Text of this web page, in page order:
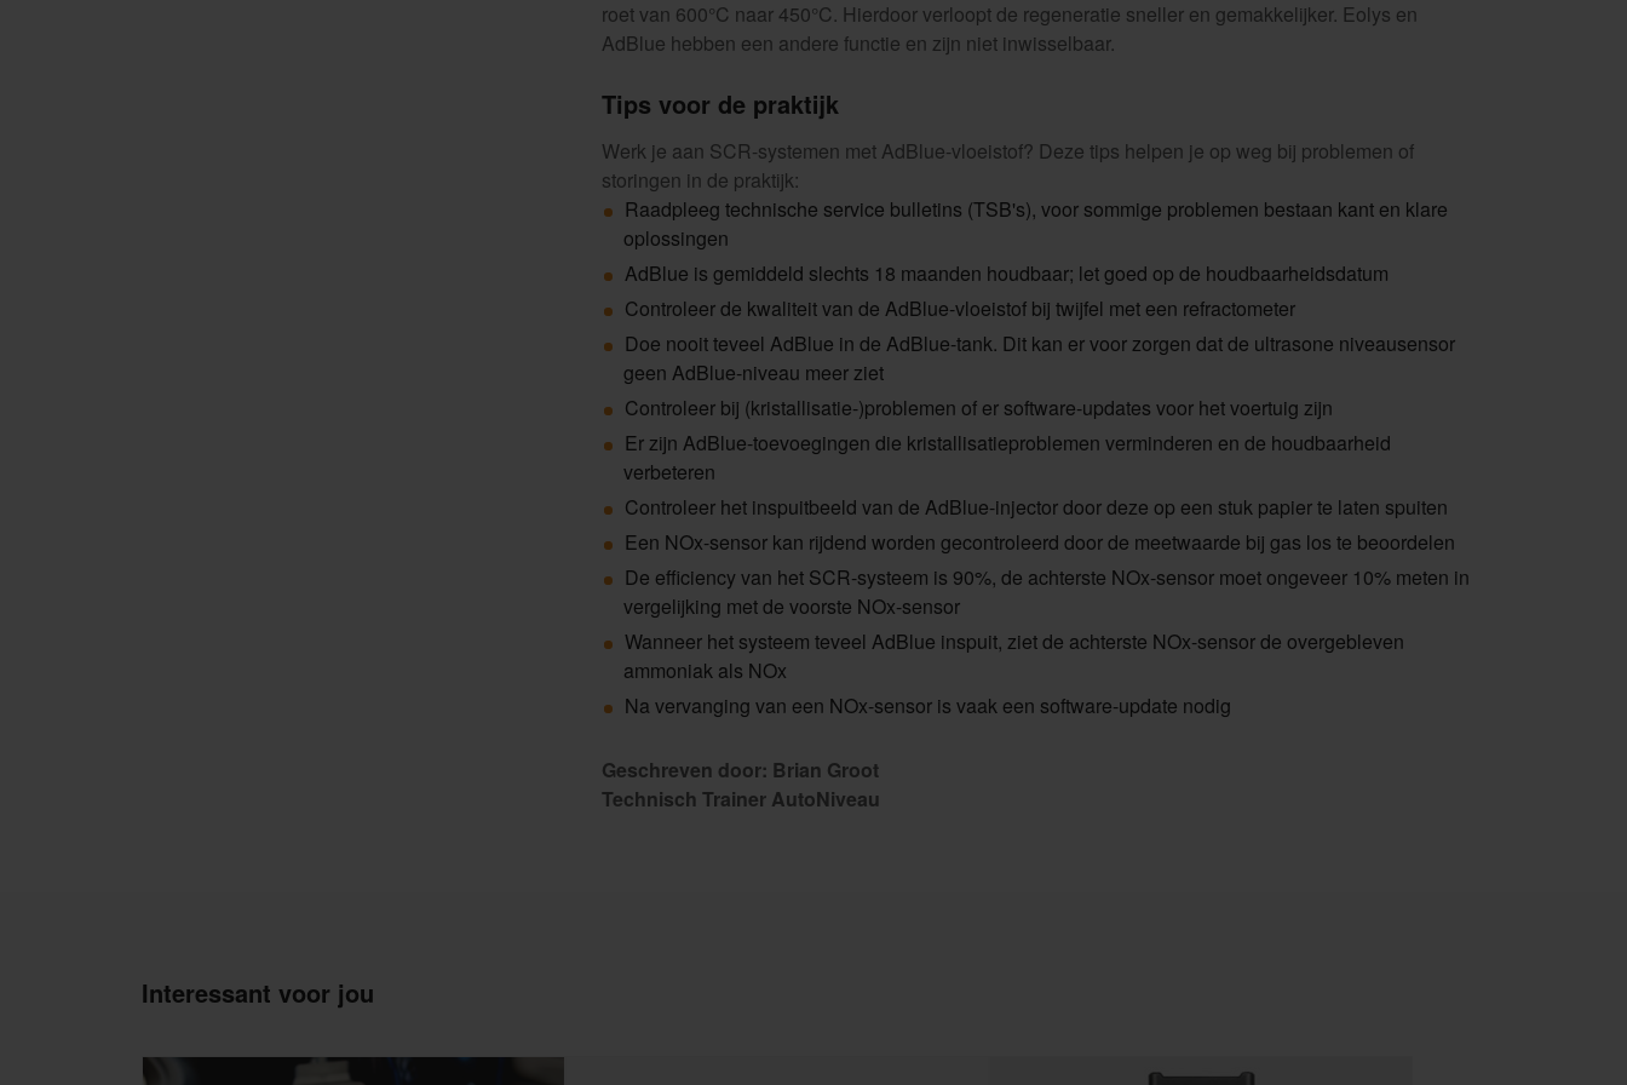
roet van 600°C naar 450°C. Hierdoor verloopt de regeneratie sneller en gemakkelijker. Eolys en
AdBlue hebben een andere functie en zijn niet inwisselbaar.
Tips voor de praktijk
Werk je aan SCR-systemen met AdBlue-vloeistof? Deze tips helpen je op weg bij problemen of
storingen in de praktijk:
Raadpleeg technische service bulletins (TSB's), voor sommige problemen bestaan kant en klare
oplossingen
AdBlue is gemiddeld slechts 18 maanden houdbaar; let goed op de houdbaarheidsdatum
Controleer de kwaliteit van de AdBlue-vloeistof bij twijfel met een refractometer
Doe nooit teveel AdBlue in de AdBlue-tank. Dit kan er voor zorgen dat de ultrasone niveausensor
geen AdBlue-niveau meer ziet
Controleer bij (kristallisatie-)problemen of er software-updates voor het voertuig zijn
Er zijn AdBlue-toevoegingen die kristallisatieproblemen verminderen en de houdbaarheid
verbeteren
Controleer het inspuitbeeld van de AdBlue-injector door deze op een stuk papier te laten spuiten
Een NOx-sensor kan rijdend worden gecontroleerd door de meetwaarde bij gas los te beoordelen
De efficiency van het SCR-systeem is 90%, de achterste NOx-sensor moet ongeveer 10% meten in
vergelijking met de voorste NOx-sensor
Wanneer het systeem teveel AdBlue inspuit, ziet de achterste NOx-sensor de overgebleven
ammoniak als NOx
Na vervanging van een NOx-sensor is vaak een software-update nodig
Geschreven door: Brian Groot
Technisch Trainer AutoNiveau
Interessant voor jou